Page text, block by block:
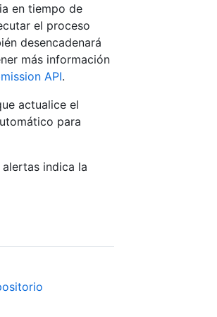
en tiempo de
el proceso
desencadenará
más información
API.
actualice el
para
indica la